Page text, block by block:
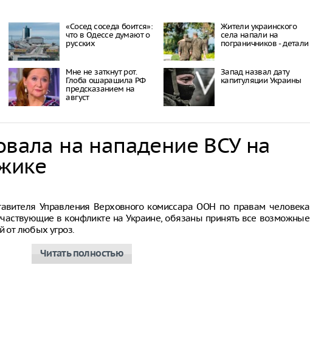
«Сосед соседа боится»:
что в Одессе думают о
русских
Жители украинского
села напали на
пограничников - детали
Мне не заткнут рот.
Глоба ошарашила РФ
предсказанием на
август
Запад назвал дату
капитуляции Украины
на нападение ВСУ на
Управления Верховного комиссара ООН по правам человека
в конфликте на Украине, обязаны принять все возможные
от любых угроз.
Читать полностью